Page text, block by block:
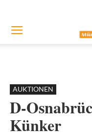
AUKTIONEN
D-
Künker